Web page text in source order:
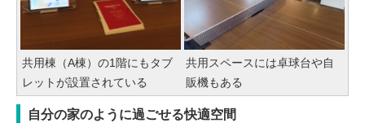
共用棟（A棟）の1階にもタブ
レットが設置されている
共用スペースには卓球台や自
販機もある
自分の家のように過ごせる快適空間